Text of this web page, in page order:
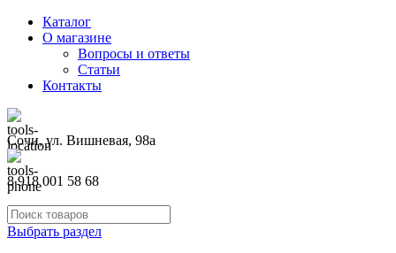
Каталог
О магазине
Вопросы и ответы
Статьи
Контакты
Сочи, ул. Вишневая, 98а
8 918 001 58 68
Выбрать раздел